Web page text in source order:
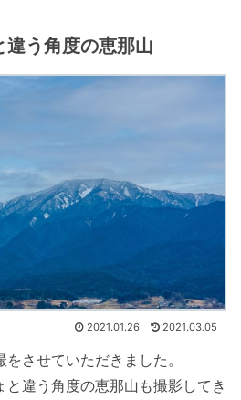
違う角度の恵那山
2021.01.26 2021.03.05
させていただきました。
違う角度の恵那山も撮影してき